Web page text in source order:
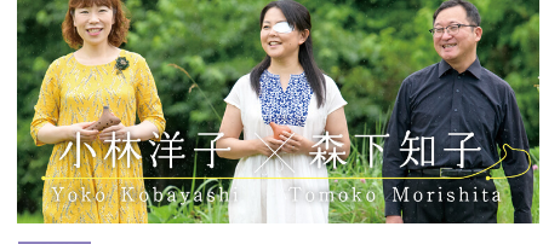
ドしたOcarinaの製作を開始
Ocarina vol.45│佐藤一美×Ocarina Suhee
佐藤一美さんとOcarina Suhee（スヒ）さんは、Ocarinaという楽器を
通じて親交を深めてきました。そんなお二人は韓国で行なわれる予定
の国際的なOcarinaフェスティバルでの発表に向けて、日韓友好の証
となる日本の土と韓国の土をブレンドしたOcarinaの製作を開始しま
した。そこで、現在製作中のOcarinaのことはもちろん、二人の出会
いなどについてもお聞きしました。
記事を読む＞＞